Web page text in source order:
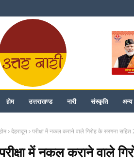
होम उत्तराखण्ड नारी संस्कृति अन्य
देहरादून परीक्षा में नकल कराने वाले गिरोह के सरगना
में नकल कराने वाले